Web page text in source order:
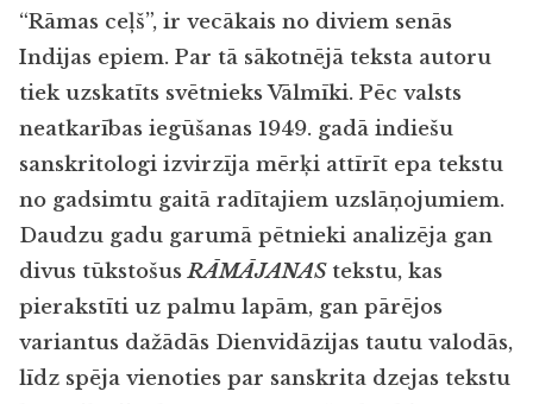
“Rāmas ceļš”, ir vecākais no diviem senās
Indijas epiem. Par tā sākotnējā teksta autoru
tiek uzskatīts svētnieks Vālmīki. Pēc valsts
neatkarības iegūšanas 1949. gadā indiešu
sanskritologi izvirzīja mērķi attīrīt epa tekstu
no gadsimtu gaitā radītajiem uzslāņojumiem.
Daudzu gadu garumā pētnieki analizēja gan
divus tūkstošusRĀMĀJANAStekstu, kas
pierakstīti uz palmu lapām, gan pārējos
variantus dažādās Dienvidāzijas tautu valodās,
līdz spēja vienoties par sanskrita dzejas tekstu